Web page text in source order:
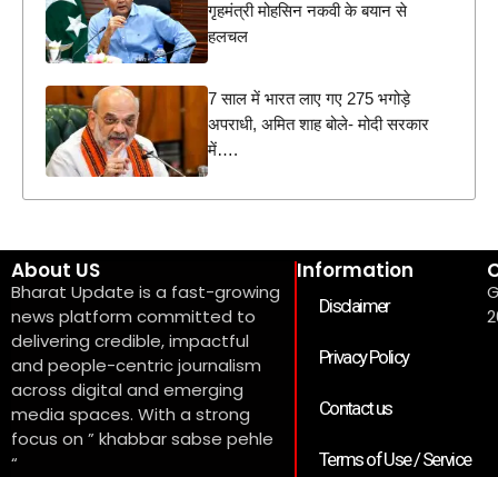
गृहमंत्री मोहसिन नकवी के बयान से
हलचल
7 साल में भारत लाए गए 275 भगोड़े
अपराधी, अमित शाह बोले- मोदी सरकार
में….
About US
Bharat Update is a fast-growing
news platform committed to
delivering credible, impactful
and people-centric journalism
across digital and emerging
media spaces. With a strong
focus on ” khabbar sabse pehle
“
Information
Disclaimer
Privacy Policy
Contact us
Terms of Use / Service